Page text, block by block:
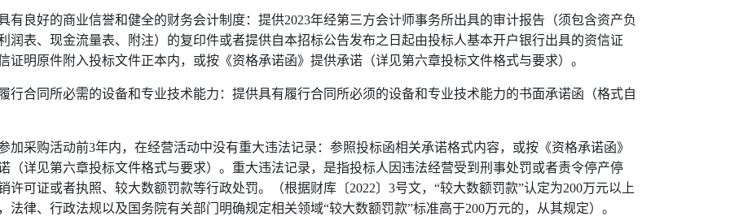
有良好的商业信誉和健全的财务会计制度：提供2023年经第三方会计师事务所出具的审计报告（须包含资产负
润表、现金流量表、附注）的复印件或者提供自本招标公告发布之日起由投标人基本开户银行出具的资信证
证明原件附入投标文件正本内，或按《资格承诺函》提供承诺（详见第六章投标文件格式与要求）。
行合同所必需的设备和专业技术能力：提供具有履行合同所必须的设备和专业技术能力的书面承诺函（格式自
加采购活动前3年内，在经营活动中没有重大违法记录：参照投标函相关承诺格式内容，或按《资格承诺函》
（详见第六章投标文件格式与要求）。重大违法记录，是指投标人因违法经营受到刑事处罚或者责令停产停
许可证或者执照、较大数额罚款等行政处罚。（根据财库〔2022〕 3号文， “较大数额罚款”认定为200万元以上
法律、行政法规以及国务院有关部门明确规定相关领域“较大数额罚款”标准高于200万元的，从其规定）。